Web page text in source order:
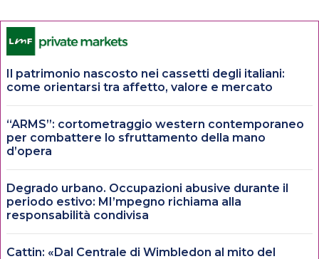
Il patrimonio nascosto nei cassetti degli italiani:
come orientarsi tra affetto, valore e mercato
“ARMS”: cortometraggio western contemporaneo
per combattere lo sfruttamento della mano
d’opera
Degrado urbano. Occupazioni abusive durante il
periodo estivo: MI’mpegno richiama alla
responsabilità condivisa
Cattin: «Dal Centrale di Wimbledon al mito del